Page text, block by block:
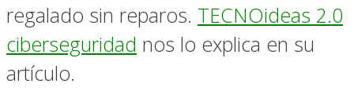
regalado sin reparos. TECNOideas 2.0
ciberseguridad nos lo explica en su
artículo.